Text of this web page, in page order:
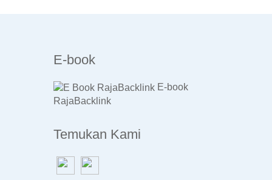
E-book
E-book
RajaBacklink
Temukan Kami